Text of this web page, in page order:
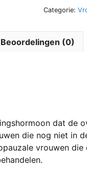
Categorie:
Beoordelingen (0)
dat de
die nog niet in
vrouwen